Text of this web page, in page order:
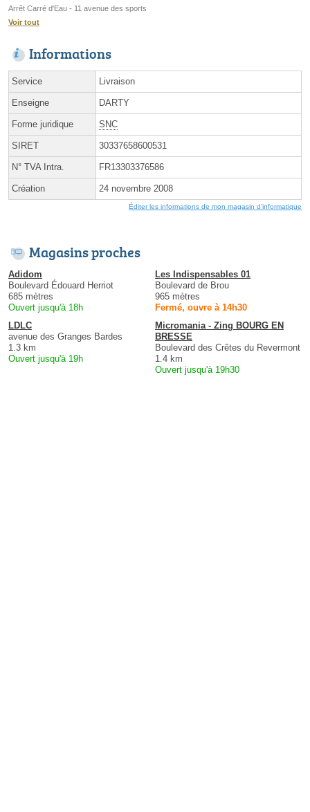
Arrêt Carré d'Eau - 11 avenue des sports
Voir tout
Informations
Service Livraison
Enseigne DARTY
Forme juridique SNC
SIRET 30337658600531
N° TVA Intra. FR13303376586
Création 24 novembre 2008
Éditer les informations de mon magasin d'informatique
Magasins proches
Adidom
Boulevard Édouard Herriot
685 mètres
Ouvert jusqu'à 18h
Les Indispensables 01
Boulevard de Brou
965 mètres
Fermé, ouvre à 14h30
LDLC
avenue des Granges Bardes
1.3 km
Ouvert jusqu'à 19h
Micromania - Zing BOURG EN
BRESSE
Boulevard des Crêtes du Revermont
1.4 km
Ouvert jusqu'à 19h30